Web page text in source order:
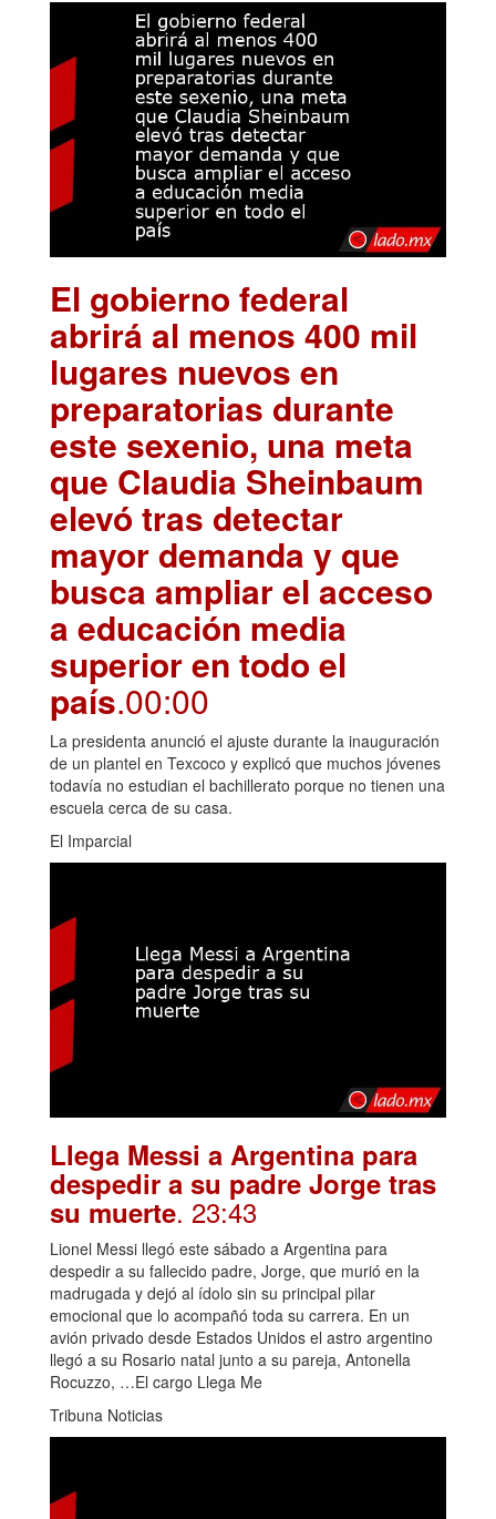
El gobierno federal
abrirá al menos 400 mil
lugares nuevos en
preparatorias durante
este sexenio, una meta
que Claudia Sheinbaum
elevó tras detectar
mayor demanda y que
busca ampliar el acceso
a educación media
superior en todo el
país.00:00
La presidenta anunció el ajuste durante la inauguración
de un plantel en Texcoco y explicó que muchos jóvenes
todavía no estudian el bachillerato porque no tienen una
escuela cerca de su casa.
El Imparcial
Llega Messi a Argentina para
despedir a su padre Jorge tras
su muerte. 23:43
Lionel Messi llegó este sábado a Argentina para
despedir a su fallecido padre, Jorge, que murió en la
madrugada y dejó al ídolo sin su principal pilar
emocional que lo acompañó toda su carrera. En un
avión privado desde Estados Unidos el astro argentino
llegó a su Rosario natal junto a su pareja, Antonella
Rocuzzo, …El cargo Llega Me
Tribuna Noticias